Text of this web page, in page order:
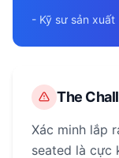
- Kỹ sư sản xuất
The
Xác minh lắp
seated là cực